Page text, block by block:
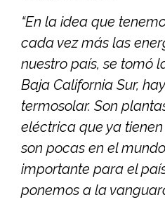
“En la idea que
cada vez más las
nuestro país, se tomó
Baja California Sur,
termosolar. Son
eléctrica que ya
son pocas en el
importante para el
ponemos a la